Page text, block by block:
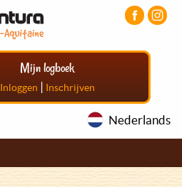
Mijn logboek
Inloggen | Inschrijven
Nederlands